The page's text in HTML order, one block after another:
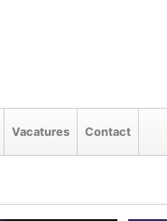
Vacatures Contact